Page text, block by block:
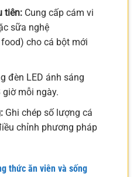
tiên:Cung cấp cám vi
sữa nghệ
cho cá bột mới
đèn LED ánh sáng
giờ mỗi ngày.
Ghi chép số lượng cá
chỉnh phương pháp
thức ăn viên và sống